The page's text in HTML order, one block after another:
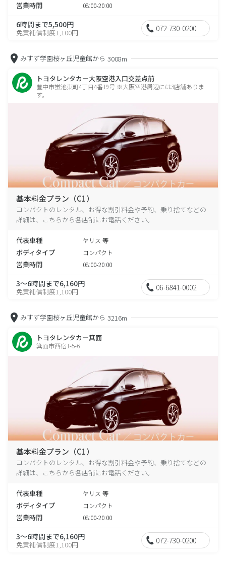
営業時間 08:00-20:00
6時間まで5,500円
免責補償制度1,100円 072-730-0200
みすず学園桜ヶ丘児童館から 3008m
トヨタレンタカー大阪空港入口交差点前
豊中市蛍池東町4丁目4番19号 ※大阪空港周辺には3店舗ありま
す。
基本料金プラン（C1）
コンパクトのレンタル、お得な割引料金や予約、乗り捨てなどの
詳細は、こちらから各店舗にお電話ください。
代表車種 ヤリス 等
ボディタイプ コンパクト
営業時間 08:00-20:00
3～6時間まで6,160円
免責補償制度1,100円 06-6841-0002
みすず学園桜ヶ丘児童館から 3216m
トヨタレンタカー箕面
箕面市西宿1-5-6
基本料金プラン（C1）
コンパクトのレンタル、お得な割引料金や予約、乗り捨てなどの
詳細は、こちらから各店舗にお電話ください。
代表車種 ヤリス 等
ボディタイプ コンパクト
営業時間 08:00-20:00
3～6時間まで6,160円
免責補償制度1,100円 072-730-0200